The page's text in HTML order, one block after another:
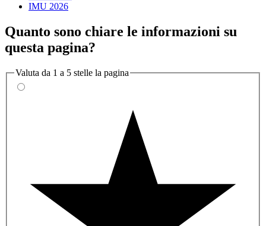
IMU 2026
Quanto sono chiare le informazioni su
questa pagina?
Valuta da 1 a 5 stelle la pagina